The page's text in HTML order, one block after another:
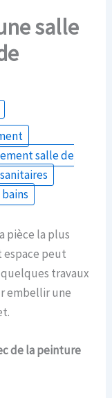
salle
salle de
pièce la plus
espace peut
quelques travaux
embellir une
de la peinture